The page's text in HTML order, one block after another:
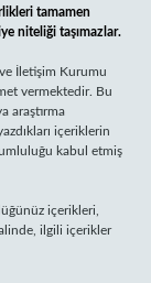
tamamen
niteliği taşımazlar.
İletişim Kurumu
vermektedir. Bu
araştırma
içeriklerin
kabul etmiş
içerikleri,
ilgili içerikler